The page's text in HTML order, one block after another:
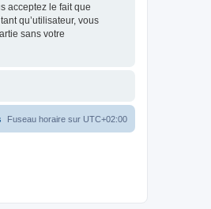
acceptez le fait que
qu’utilisateur, vous
sans votre
Fuseau horaire sur UTC+02:00